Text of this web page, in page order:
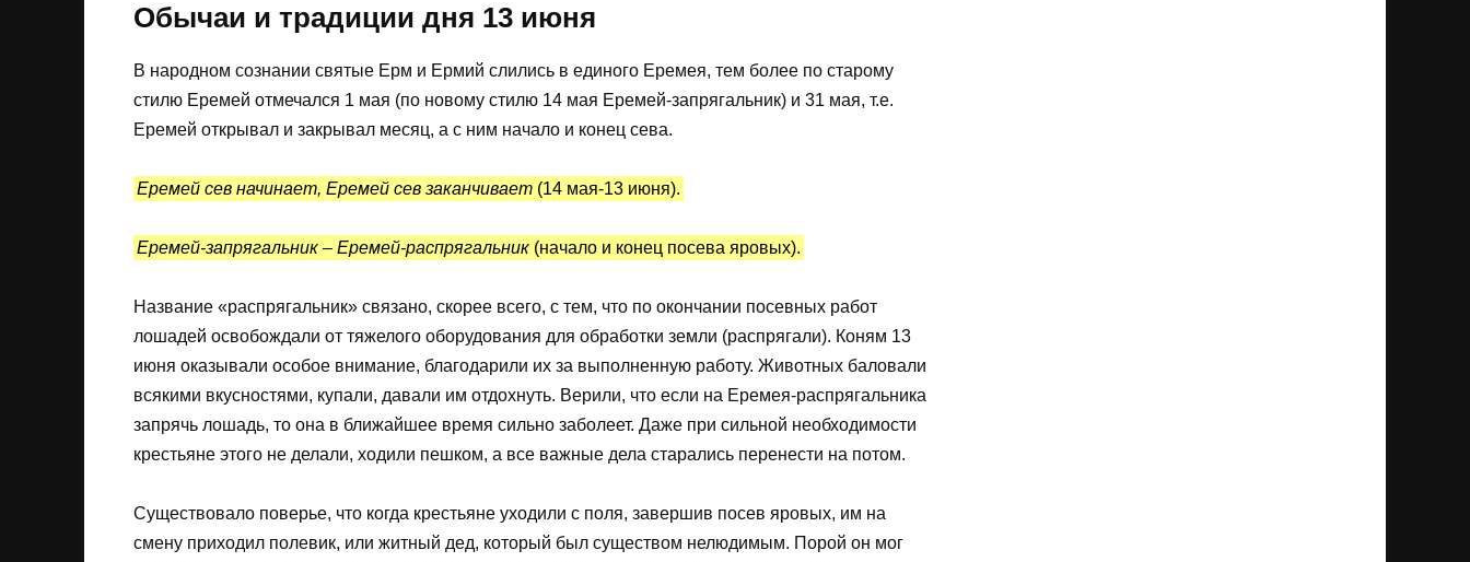
Обычаи и традиции дня 13 июня
В народном сознании святые Ерм и Ермий слились в единого Еремея, тем более по старому
стилю Еремей отмечался 1 мая (по новому стилю 14 мая Еремей-запрягальник) и 31 мая, т.е.
Еремей открывал и закрывал месяц, а с ним начало и конец сева.
Еремей сев начинает, Еремей сев заканчивает (14 мая-13 июня).
Еремей-запрягальник – Еремей-распрягальник (начало и конец посева яровых).
Название «распрягальник» связано, скорее всего, с тем, что по окончании посевных работ
лошадей освобождали от тяжелого оборудования для обработки земли (распрягали). Коням 13
июня оказывали особое внимание, благодарили их за выполненную работу. Животных баловали
всякими вкусностями, купали, давали им отдохнуть. Верили, что если на Еремея-распрягальника
запрячь лошадь, то она в ближайшее время сильно заболеет. Даже при сильной необходимости
крестьяне этого не делали, ходили пешком, а все важные дела старались перенести на потом.
Существовало поверье, что когда крестьяне уходили с поля, завершив посев яровых, им на
смену приходил полевик, или житный дед, который был существом нелюдимым. Порой он мог